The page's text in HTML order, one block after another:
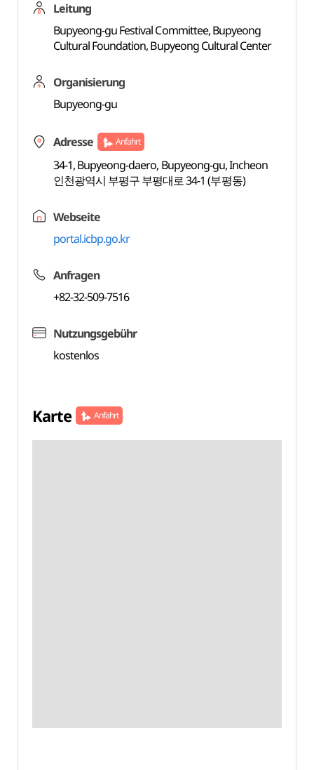
Leitung
Bupyeong-gu Festival Committee, Bupyeong
Cultural Foundation, Bupyeong Cultural Center
Organisierung
Bupyeong-gu
Adresse Anfahrt
34-1, Bupyeong-daero, Bupyeong-gu, Incheon
인천광역시 부평구 부평대로 34-1 (부평동)
Webseite
portal.icbp.go.kr
Anfragen
+82-32-509-7516
Nutzungsgebühr
kostenlos
Karte Anfahrt